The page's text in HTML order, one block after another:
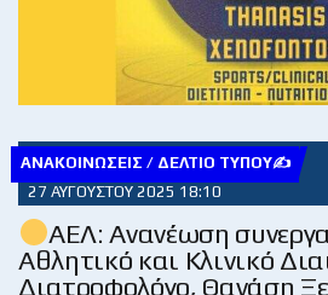
ΑΝΑΚΟΙΝΏΣΕΙΣ / ΔΕΛΤΊΟ ΤΎΠΟΥ✍
27 ΑΥΓΟΎΣΤΟΥ 2025 18:10
ΑΕΛ: Ανανέωση
Αθλητικό και Κλινικό
Διατροφολόγο, Θανάση